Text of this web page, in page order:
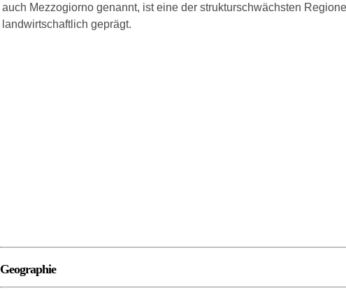
auch Mezzogiorno genannt, ist eine der strukturschwächsten
landwirtschaftlich geprägt.
Geographie